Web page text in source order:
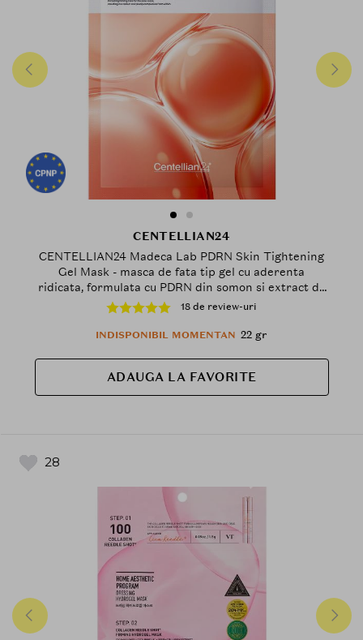
CENTELLIAN24
CENTELLIAN24 Madeca Lab PDRN Skin Tightening
Gel Mask - masca de fata tip gel cu aderenta
ridicata, formulata cu PDRN din somon si extract de
Centella Asiatica, care contribuie la mentinerea
esentei active in contact direct cu tenul si la
absorbtia acesteia - 22 gr
18 de review-uri
INDISPONIBIL MOMENTAN 22 gr
ADAUGA LA FAVORITE
28